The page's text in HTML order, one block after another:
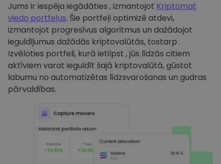
Jums ir iespēja iegādāties , izmantojot Kriptomat
viedo portfeļus. Šie portfeļi optimizē atdevi,
izmantojot progresīvus algoritmus un dažādojot
ieguldījumus dažādās kriptovalūtās, tostarp .
Izvēloties portfeli, kurā ietilpst , jūs līdzās citiem
aktīviem varat ieguldīt šajā kriptovalūtā, gūstot
labumu no automatizētas līdzsvarošanas un gudras
pārvaldības.